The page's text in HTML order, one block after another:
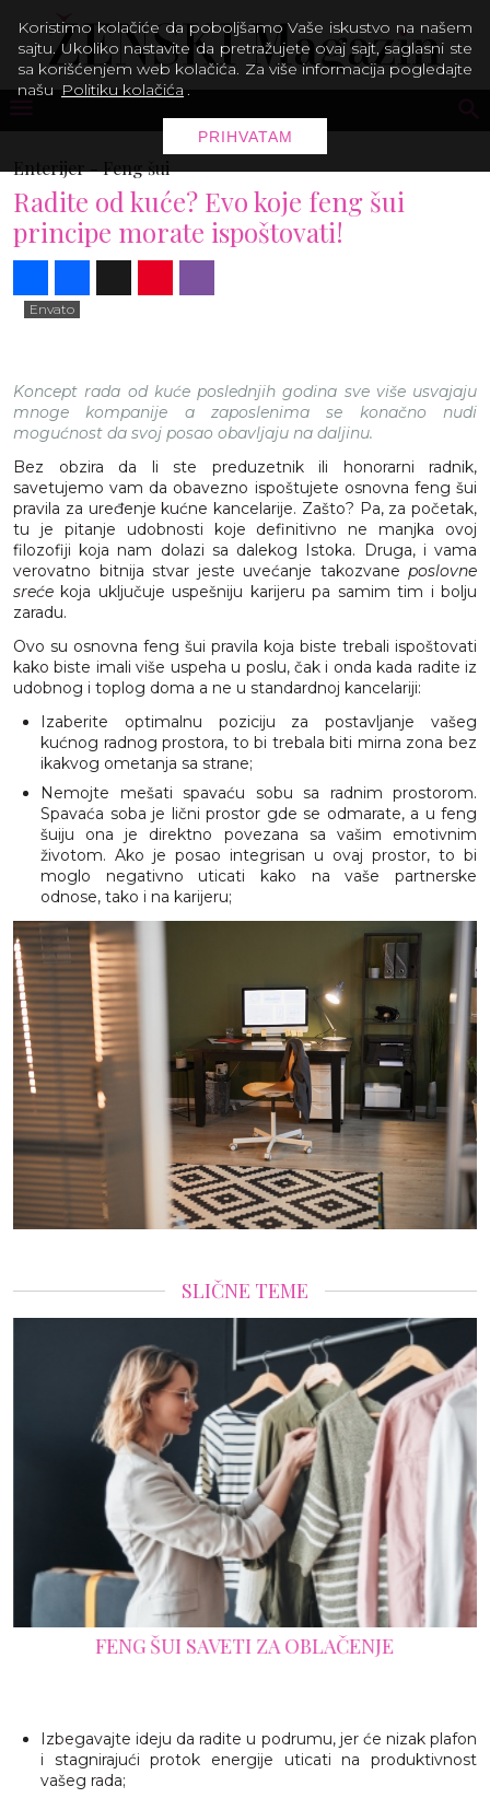
Enterijer -Feng šui
Radite od kuće? Evo koje feng šui
principe morate ispoštovati!
Envato
Koncept rada od kuće poslednjih godina sve više usvajaju
mnoge kompanije a zaposlenima se konačno nudi
mogućnost da svoj posao obavljaju na daljinu.
Bez obzira da li ste preduzetnik ili honorarni radnik,
savetujemo vam da obavezno ispoštujete osnovna feng šui
pravila za uređenje kućne kancelarije. Zašto? Pa, za početak,
tu je pitanje udobnosti koje definitivno ne manjka ovoj
filozofiji koja nam dolazi sa dalekog Istoka. Druga, i vama
verovatno bitnija stvar jeste uvećanje takozvane poslovne
sreće koja uključuje uspešniju karijeru pa samim tim i bolju
zaradu.
Ovo su osnovna feng šui pravila koja biste trebali ispoštovati
kako biste imali više uspeha u poslu, čak i onda kada radite iz
udobnog i toplog doma a ne u standardnoj kancelariji:
Izaberite optimalnu poziciju za postavljanje vašeg
kućnog radnog prostora, to bi trebala biti mirna zona bez
ikakvog ometanja sa strane;
Nemojte mešati spavaću sobu sa radnim prostorom.
Spavaća soba je lični prostor gde se odmarate, a u feng
šuiju ona je direktno povezana sa vašim emotivnim
životom. Ako je posao integrisan u ovaj prostor, to bi
moglo negativno uticati kako na vaše partnerske
odnose, tako i na karijeru;
SLIČNE TEME
FENG ŠUI SAVETI ZA OBLAČENJE
Izbegavajte ideju da radite u podrumu, jer će nizak plafon
i stagnirajući protok energije uticati na produktivnost
vašeg rada;
Koristimo kolačiće da poboljšamo Vaše iskustvo na našem
sajtu. Ukoliko nastavite da pretražujete ovaj sajt, saglasni ste
sa korišćenjem web kolačića. Za više informacija pogledajte
našu Politiku kolačića .
PRIHVATAM